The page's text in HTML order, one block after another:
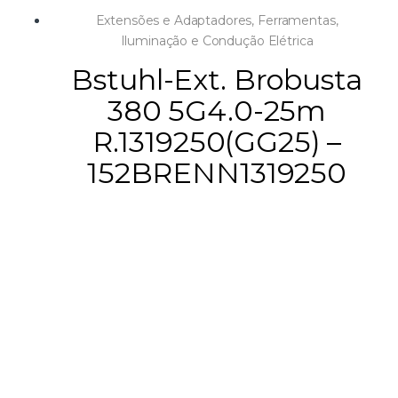
Extensões e Adaptadores, Ferramentas,
Iluminação e Condução Elétrica
Bstuhl-Ext. Brobusta
380 5G4.0-25m
R.1319250(GG25) –
152BRENN1319250